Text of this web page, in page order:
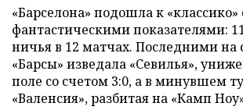
«Барселона» подошла к «классико»
фантастическими показателями:
ничья в 12 матчах. Последними на
«Барсы» изведала «Севилья»,
поле со счетом 3:0, а в минувшем
«Валенсия», разбитая на «Камп